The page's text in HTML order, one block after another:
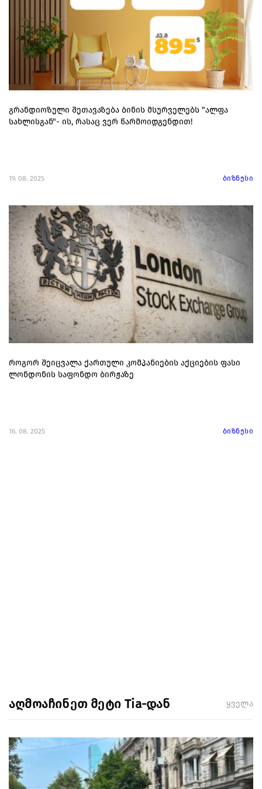
გრანდიოზული შეთავაზება ბინის მსურველებს "ალფა
სახლისგან"- ის, რასაც ვერ წარმოიდგენდით!
19. 08. 2025 ბიზნესი
როგორ შეიცვალა ქართული კომპანიების აქციების ფასი
ლონდონის საფონდო ბირჟაზე
16. 08. 2025 ბიზნესი
აღმოაჩინეთ მეტი Tia-დან ყველა